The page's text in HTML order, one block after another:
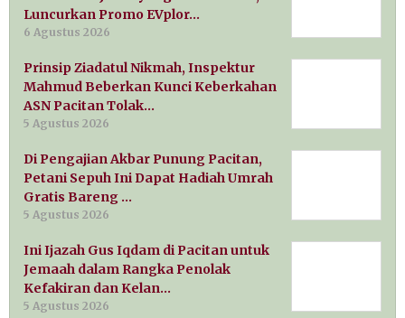
Luncurkan Promo EVplor…
6 Agustus 2026
Prinsip Ziadatul Nikmah, Inspektur
Mahmud Beberkan Kunci Keberkahan
ASN Pacitan Tolak…
5 Agustus 2026
Di Pengajian Akbar Punung Pacitan,
Petani Sepuh Ini Dapat Hadiah Umrah
Gratis Bareng …
5 Agustus 2026
Ini Ijazah Gus Iqdam di Pacitan untuk
Jemaah dalam Rangka Penolak
Kefakiran dan Kelan…
5 Agustus 2026